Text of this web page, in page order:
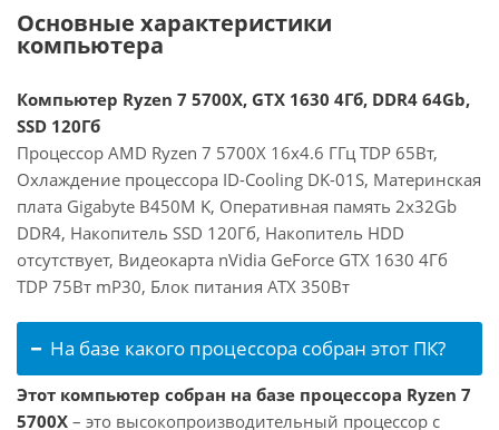
Основные характеристики
компьютера
Компьютер Ryzen 7 5700X, GTX 1630 4Гб, DDR4 64Gb,
SSD 120Гб
Процессор AMD Ryzen 7 5700X 16x4.6 ГГц TDP 65Вт,
Охлаждение процессора ID-Cooling DK-01S, Материнская
плата Gigabyte B450M K, Оперативная память 2x32Gb
DDR4, Накопитель SSD 120Гб, Накопитель HDD
отсутствует, Видеокарта nVidia GeForce GTX 1630 4Гб
TDP 75Вт mP30, Блок питания ATX 350Вт
На базе какого процессора собран этот ПК?
Этот компьютер собран на базе процессора Ryzen 7
5700X – это высокопроизводительный процессор с